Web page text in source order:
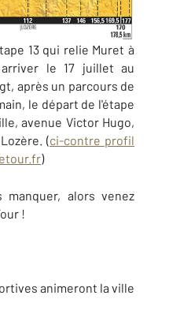
13 qui relie Muret à
le 17 juillet au
après un parcours de
le départ de l'étape
avenue Victor Hugo,
(ci-contre profil
)
manquer, alors venez
!
animeront la ville